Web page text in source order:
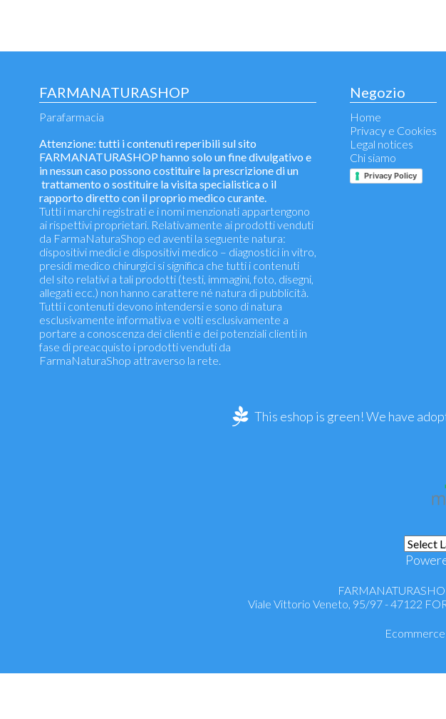
FARMANATURASHOP
Parafarmacia
Attenzione: tutti i contenuti reperibili sul sito
FARMANATURASHOP hanno solo un fine divulgativo e
in nessun caso possono costituire la prescrizione di un
trattamento o sostituire la visita specialistica o il
rapporto diretto con il proprio medico curante.
Tutti i marchi registrati e i nomi menzionati appartengono
ai rispettivi proprietari. Relativamente ai prodotti venduti
da FarmaNaturaShop ed aventi la seguente natura:
dispositivi medici e dispositivi medico – diagnostici in vitro,
presidi medico chirurgici si significa che tutti i contenuti
del sito relativi a tali prodotti (testi, immagini, foto, disegni,
allegati ecc.) non hanno carattere né natura di pubblicità.
Tutti i contenuti devono intendersi e sono di natura
esclusivamente informativa e volti esclusivamente a
portare a conoscenza dei clienti e dei potenziali clienti in
fase di preacquisto i prodotti venduti da
FarmaNaturaShop attraverso la rete.
Negozio
Home
Privacy e Cookies
Legal notices
Chi siamo
Privacy Policy
This eshop is green! We have
Viale Vittorio Veneto, 95/97 - 47122